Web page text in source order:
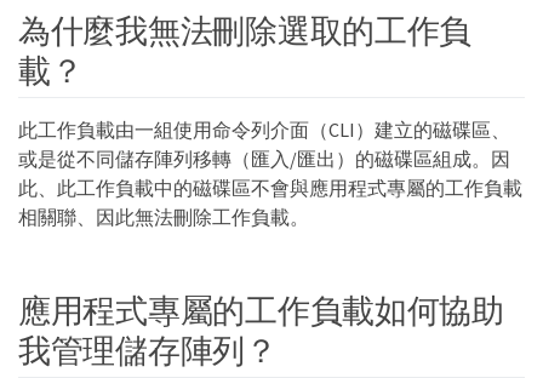
為什麼我無法刪除選取的工作負
載？
此工作負載由一組使用命令列介面（CLI）建立的磁碟區、
或是從不同儲存陣列移轉（匯入/匯出）的磁碟區組成。因
此、此工作負載中的磁碟區不會與應用程式專屬的工作負載
相關聯、因此無法刪除工作負載。
應用程式專屬的工作負載如何協助
我管理儲存陣列？